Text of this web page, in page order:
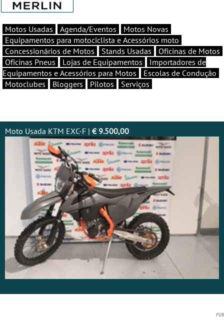
Motos Usadas Agenda/Eventos
Motos Novas
Equipamentos para motociclista e Acessórios moto
Concessionários de Motos
Stands Usadas
Oficinas de Motos
Oficinas Pneus
Lojas de Equipamentos
Importadores de
Equipamentos e Acessórios para Motos
Escolas de Condução
Motoclubes
Bloggers Pilotos Serviços
Moto Usada KTM EXC-F | € 9.500,00